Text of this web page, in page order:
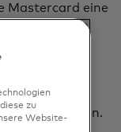
Mastercard eine
Sumitomo
, Flotten- und
durchzuführen.
zu
Website-